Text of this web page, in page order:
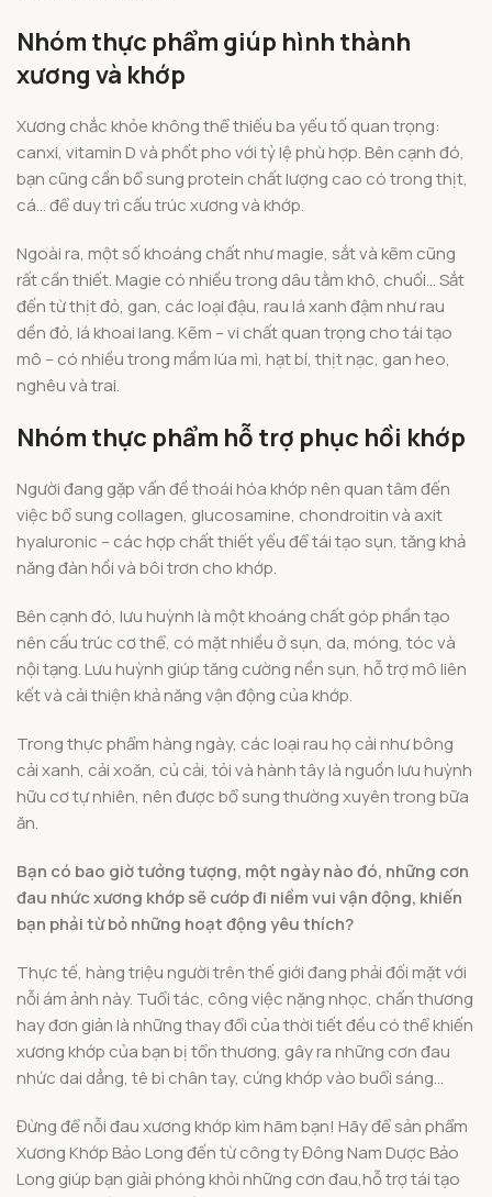
Nhóm thực phẩm giúp hình thành
xương và khớp
Xương chắc khỏe không thể thiếu ba yếu tố quan trọng:
canxi, vitamin D và phốt pho với tỷ lệ phù hợp. Bên cạnh đó,
bạn cũng cần bổ sung protein chất lượng cao có trong thịt,
cá… để duy trì cấu trúc xương và khớp.
Ngoài ra, một số khoáng chất như magie, sắt và kẽm cũng
rất cần thiết. Magie có nhiều trong dâu tằm khô, chuối… Sắt
đến từ thịt đỏ, gan, các loại đậu, rau lá xanh đậm như rau
dền đỏ, lá khoai lang. Kẽm – vi chất quan trọng cho tái tạo
mô – có nhiều trong mầm lúa mì, hạt bí, thịt nạc, gan heo,
nghêu và trai.
Nhóm thực phẩm hỗ trợ phục hồi khớp
Người đang gặp vấn đề thoái hóa khớp nên quan tâm đến
việc bổ sung collagen, glucosamine, chondroitin và axit
hyaluronic – các hợp chất thiết yếu để tái tạo sụn, tăng khả
năng đàn hồi và bôi trơn cho khớp.
Bên cạnh đó, lưu huỳnh là một khoáng chất góp phần tạo
nên cấu trúc cơ thể, có mặt nhiều ở sụn, da, móng, tóc và
nội tạng. Lưu huỳnh giúp tăng cường nền sụn, hỗ trợ mô liên
kết và cải thiện khả năng vận động của khớp.
Trong thực phẩm hàng ngày, các loại rau họ cải như bông
cải xanh, cải xoăn, củ cải, tỏi và hành tây là nguồn lưu huỳnh
hữu cơ tự nhiên, nên được bổ sung thường xuyên trong bữa
ăn.
Bạn có bao giờ tưởng tượng, một ngày nào đó, những cơn
đau nhức xương khớp sẽ cướp đi niềm vui vận động, khiến
bạn phải từ bỏ những hoạt động yêu thích?
Thực tế, hàng triệu người trên thế giới đang phải đối mặt với
nỗi ám ảnh này. Tuổi tác, công việc nặng nhọc, chấn thương
hay đơn giản là những thay đổi của thời tiết đều có thể khiến
xương khớp của bạn bị tổn thương, gây ra những cơn đau
nhức dai dẳng, tê bì chân tay, cứng khớp vào buổi sáng…
Đừng để nỗi đau xương khớp kìm hãm bạn! Hãy để sản phẩm
Xương Khớp Bảo Long đến từ công ty Đông Nam Dược Bảo
Long giúp bạn giải phóng khỏi những cơn đau,hỗ trợ tái tạo